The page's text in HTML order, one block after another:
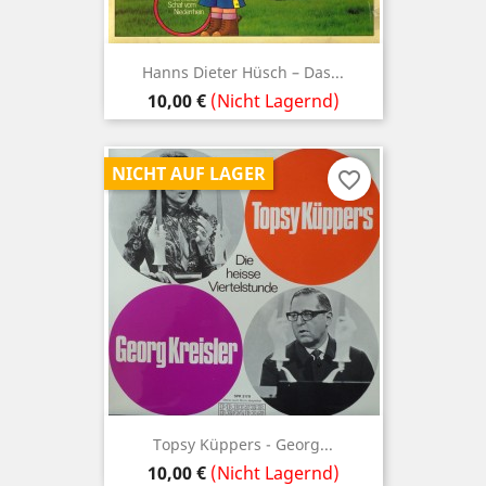
Hanns Dieter Hüsch – Das...
Preis
10,00 € (Nicht Lagernd)
Topsy Küppers - Georg...
Preis
10,00 € (Nicht Lagernd)
NICHT AUF LAGER favorite_border